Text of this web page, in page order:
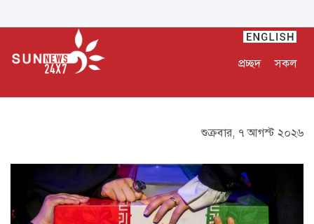
প্রচ্ছদ সকল
শুক্রবার, ৭ আগস্ট ২০২৬